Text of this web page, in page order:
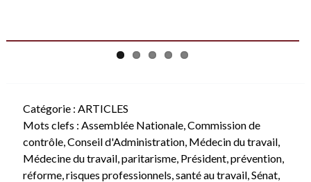
Catégorie : ARTICLES
Mots clefs : Assemblée Nationale, Commission de
contrôle, Conseil d'Administration, Médecin du travail,
Médecine du travail, paritarisme, Président, prévention,
réforme, risques professionnels santé au travail, Sénat,